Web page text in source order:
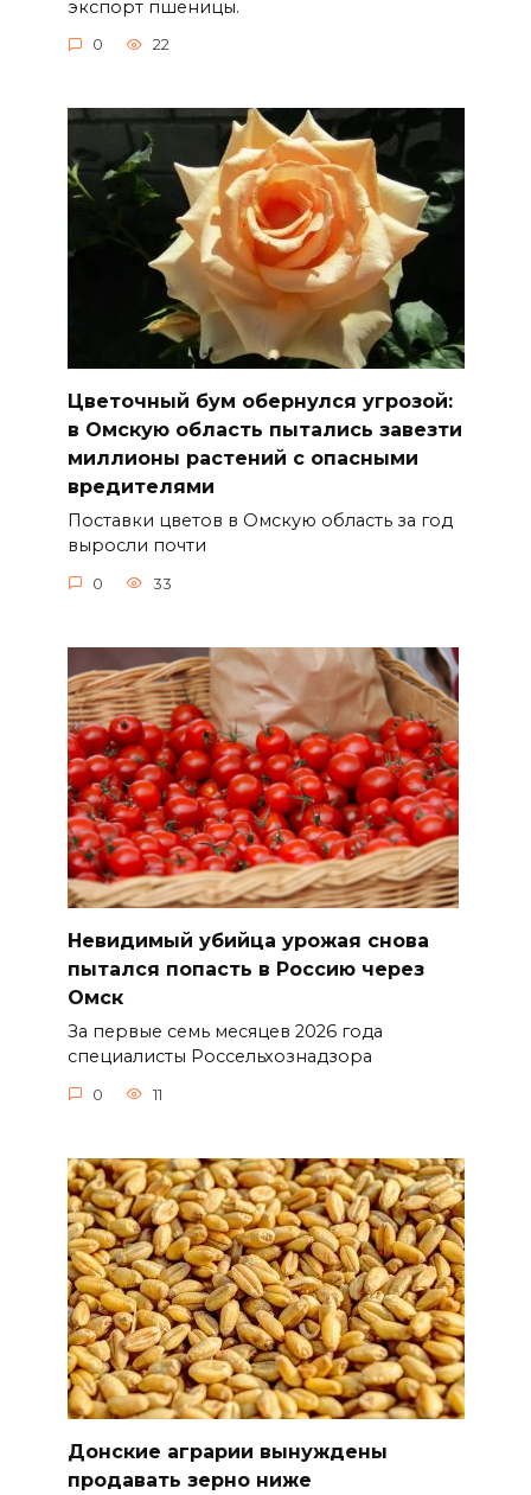
экспорт пшеницы.
0 22
Цветочный бум обернулся угрозой:
в Омскую область пытались завезти
миллионы растений с опасными
вредителями
Поставки цветов в Омскую область за год
выросли почти
0 33
Невидимый убийца урожая снова
пытался попасть в Россию через
Омск
За первые семь месяцев 2026 года
специалисты Россельхознадзора
0 11
Донские аграрии вынуждены
продавать зерно ниже